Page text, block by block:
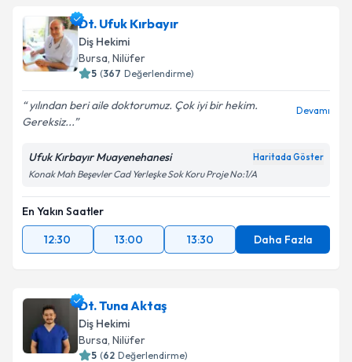
Dt. Ufuk Kırbayır
Diş Hekimi
Bursa, Nilüfer
5 (367 Değerlendirme)
yılından beri aile doktorumuz. Çok iyi bir hekim.
Gereksiz...
Devamı
Ufuk Kırbayır Muayenehanesi Haritada Göster
Konak Mah Beşevler Cad Yerleşke Sok Koru Proje No:1/A
En Yakın Saatler
12:30
13:00 13:30 Daha Fazla
Dt. Tuna Aktaş
Diş Hekimi
Bursa, Nilüfer
5 (62 Değerlendirme)